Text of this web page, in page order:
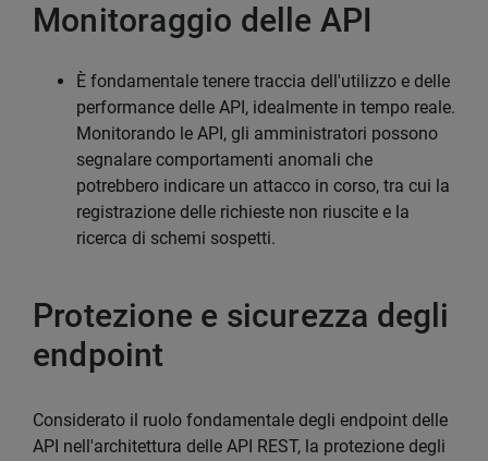
Monitoraggio delle API
È fondamentale tenere traccia dell'utilizzo e delle
performance delle API, idealmente in tempo reale.
Monitorando le API, gli amministratori possono
segnalare comportamenti anomali che
potrebbero indicare un attacco in corso, tra cui la
registrazione delle richieste non riuscite e la
ricerca di schemi sospetti.
Protezione e sicurezza degli
endpoint
Considerato il ruolo fondamentale degli endpoint delle
API nell'architettura delle API REST, la protezione degli